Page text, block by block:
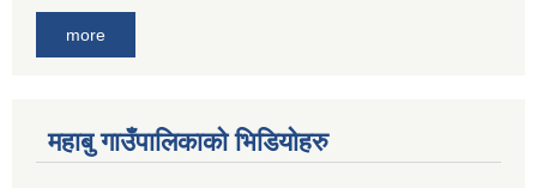
more
महाबु गाउँपालिकाको भिडियोहरु